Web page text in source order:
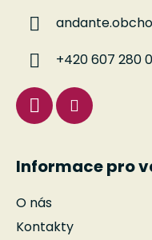
+420 607 280
Informace pro
O nás
Kontakty